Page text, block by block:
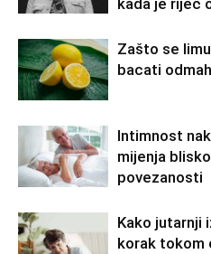
Zašto se
bacati
Intimnost
mijenja
povezanosti
Kako jutarnji
korak tokom